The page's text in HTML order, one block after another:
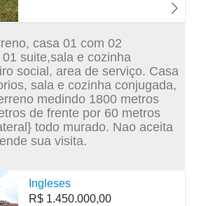
casa 01 com 02
suite,sala e cozinha
social, area de serviço. Casa
sala e cozinha conjugada,
medindo 1800 metros
de frente por 60 metros
todo murado. Nao aceita
sua visita.
Ingleses
R$ 1.450.000,00